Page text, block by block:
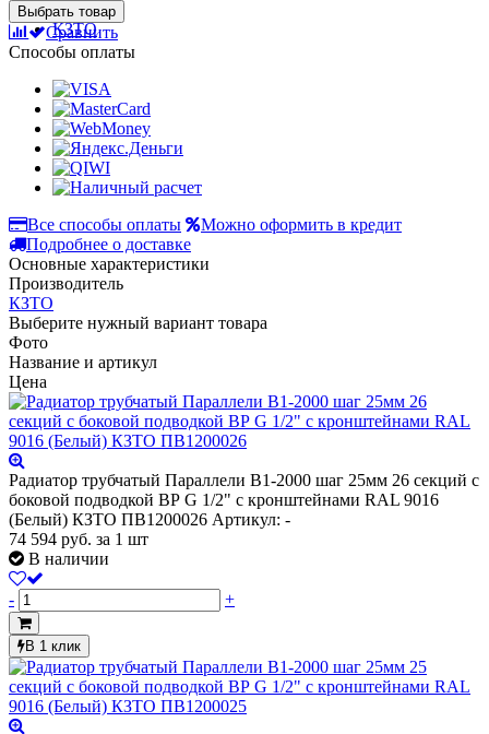
Выбрать товар
Сравнить
Способы оплаты
Все способы оплаты
Можно оформить в кредит
Подробнее о доставке
Основные характеристики
Производитель
КЗТО
Выберите нужный вариант товара
Фото
Название и артикул
Цена
Радиатор трубчатый Параллели В1-2000 шаг 25мм 26 секций с
боковой подводкой ВР G 1/2" с кронштейнами RAL 9016
(Белый) КЗТО ПВ1200026 Артикул: -
74 594 руб. за 1 шт
В наличии
- +
В 1 клик